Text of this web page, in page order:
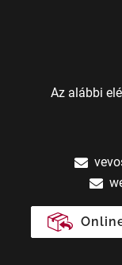
Az alábbi